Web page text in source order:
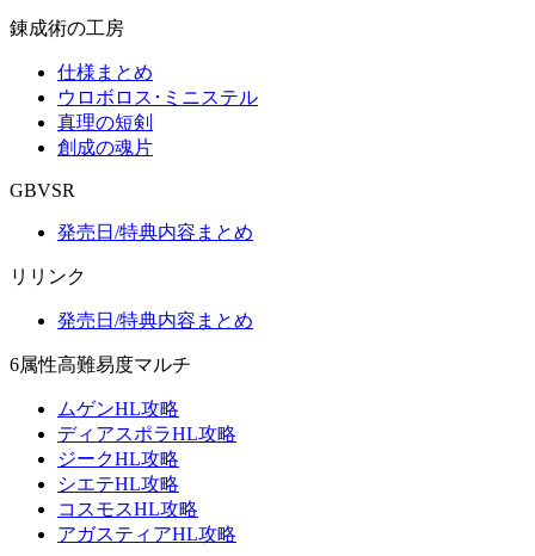
錬成術の工房
仕様まとめ
ウロボロス･ミニステル
真理の短剣
創成の魂片
GBVSR
発売日/特典内容まとめ
リリンク
発売日/特典内容まとめ
6属性高難易度マルチ
ムゲンHL攻略
ディアスポラHL攻略
ジークHL攻略
シエテHL攻略
コスモスHL攻略
アガスティアHL攻略